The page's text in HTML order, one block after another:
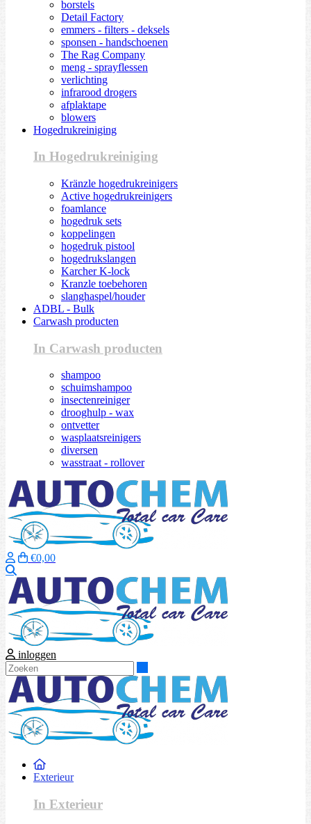
borstels
Detail Factory
emmers - filters - deksels
sponsen - handschoenen
The Rag Company
meng - sprayflessen
verlichting
infrarood drogers
afplaktape
blowers
Hogedrukreiniging
In Hogedrukreiniging
Kränzle hogedrukreinigers
Active hogedrukreinigers
foamlance
hogedruk sets
koppelingen
hogedruk pistool
hogedrukslangen
Karcher K-lock
Kranzle toebehoren
slanghaspel/houder
ADBL - Bulk
Carwash producten
In Carwash producten
shampoo
schuimshampoo
insectenreiniger
drooghulp - wax
ontvetter
wasplaatsreinigers
diversen
wasstraat - rollover
€0,00
inloggen
Exterieur
In Exterieur